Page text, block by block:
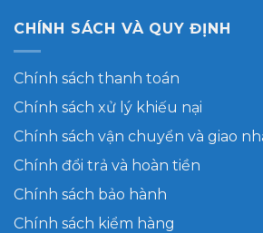
CHÍNH SÁCH VÀ QUY ĐỊNH
Chính sách thanh toán
Chính sách xử lý khiếu nại
Chính sách vận chuyển và giao
Chính đổi trả và hoàn tiền
Chính sách bảo hành
Chính sách kiểm hàng